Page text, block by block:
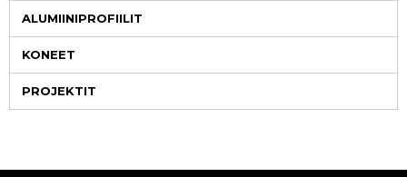
ALUMIINIPROFIILIT
KONEET
PROJEKTIT